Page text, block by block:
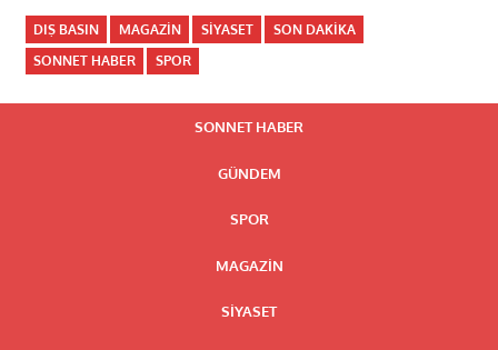
DIŞ BASIN MAGAZIN SIYASET
SON DAKIKA
SONNET HABER
SPOR
SONNET HABER
GÜNDEM
SPOR
MAGAZIN
SIYASET